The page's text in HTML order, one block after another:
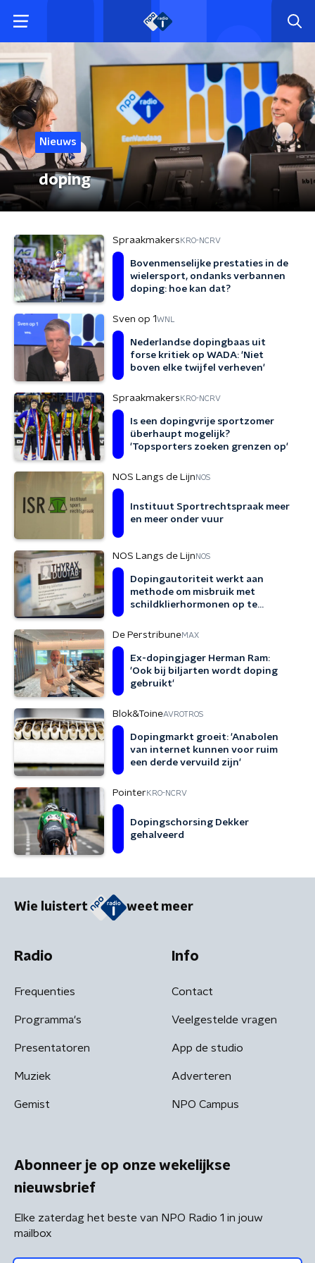
Nieuws
doping
Spraakmakers KRO-NCRV
Bovenmenselijke prestaties in de
wielersport, ondanks verbannen
doping: hoe kan dat?
Sven op 1WNL
Nederlandse dopingbaas uit
forse kritiek op WADA: 'Niet
boven elke twijfel verheven'
Spraakmakers KRO-NCRV
Is een dopingvrije sportzomer
überhaupt mogelijk?
'Topsporters zoeken grenzen op'
NOS Langs de Lijn NOS
Instituut Sportrechtspraak meer
en meer onder vuur
NOS Langs de Lijn NOS
Dopingautoriteit werkt aan
methode om misbruik met
schildklierhormonen op te
De PerstribuneMAX
Ex-dopingjager Herman Ram:
'Ook bij biljarten wordt doping
gebruikt'
Blok&ToineAVROTROS
Dopingmarkt groeit: 'Anabolen
van internet kunnen voor ruim
een derde vervuild zijn'
Pointer KRO-NCRV
Dopingschorsing Dekker
gehalveerd
Wie luistert weet meer
Radio
Frequenties
Programma's
Presentatoren
Muziek
Gemist
Info
Contact
Veelgestelde vragen
App de studio
Adverteren
NPO Campus
Abonneer je op onze wekelijkse
nieuwsbrief
Elke zaterdag het beste van NPO Radio 1 in jouw
mailbox